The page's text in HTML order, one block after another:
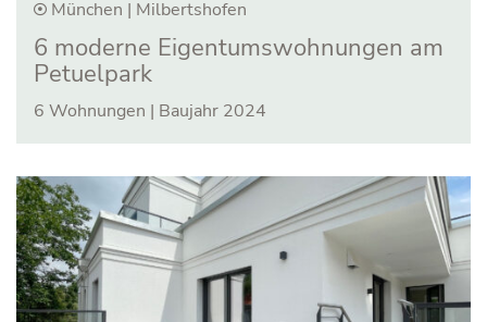
München | Milbertshofen
6 moderne Eigentumswohnungen am
Petuelpark
6 Wohnungen | Baujahr 2024